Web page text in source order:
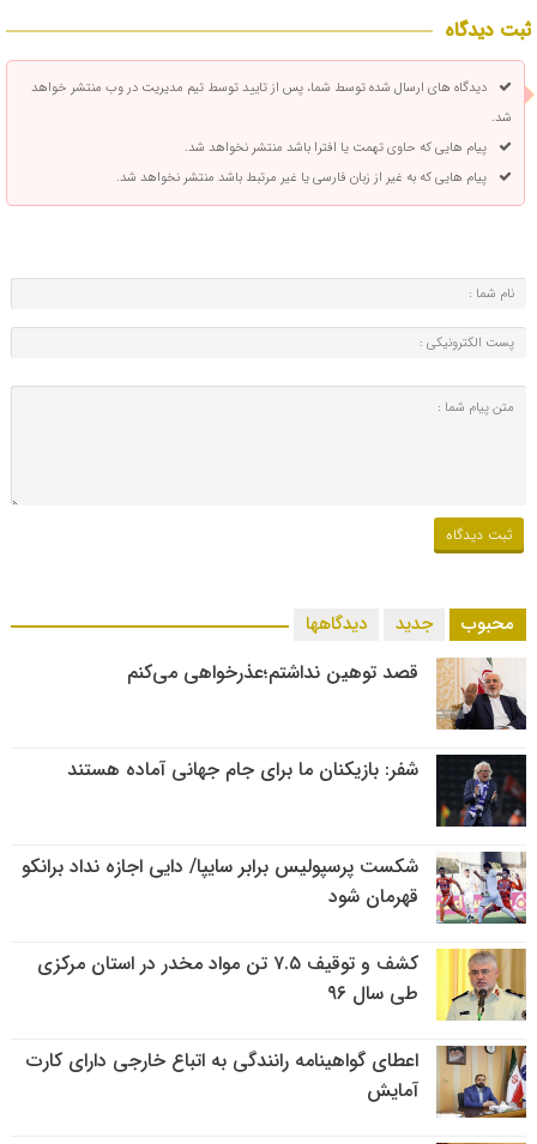
ثبت دیدگاه
دیدگاه های ارسال شده توسط شما، پس از تایید توسط تیم مدیریت در وب منتشر خواهد
شد.
پیام هایی که حاوی تهمت یا افترا باشد منتشر نخواهد شد.
پیام هایی که به غیر از زبان فارسی یا غیر مرتبط باشد منتشر نخواهد شد.
محبوب جدید دیدگاهها
قصد توهین نداشتم؛عذرخواهی می‌کنم
شفر: بازیکنان ما برای جام جهانی آماده هستند
شکست پرسپولیس برابر سایپا/ دایی اجازه نداد برانکو
قهرمان شود
کشف و توقیف ۷.۵ تن مواد مخدر در استان مرکزی
طی سال ۹۶
اعطای گواهینامه رانندگی به اتباع خارجی دارای کارت
آمایش